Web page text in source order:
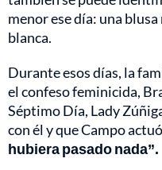
menor ese día: una
blanca.
Durante esos días, la
el confeso feminicida,
Séptimo Día, Lady
con él y que Campo actuó
hubiera pasado nada”.